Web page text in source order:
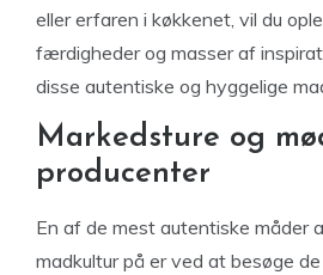
eller erfaren i køkkenet, vil du
færdigheder og masser af
disse autentiske og hyggelige
Markedsture og
producenter
En af de mest autentiske måder
madkultur på er ved at besøge